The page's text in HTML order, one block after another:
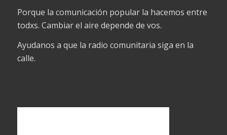
Porque la comunicación popular la hacemos entre
todxs. Cambiar el aire depende de vos.
Ayudanos a que la radio comunitaria siga en la
calle.